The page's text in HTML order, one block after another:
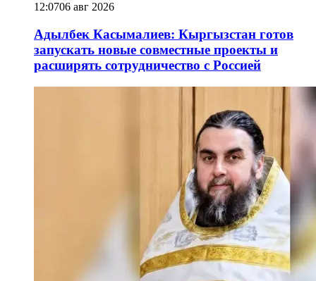
12:0706 авг 2026
Адылбек Касымалиев: Кыргызстан готов
запускать новые совместные проекты и
расширять сотрудничество с Россией